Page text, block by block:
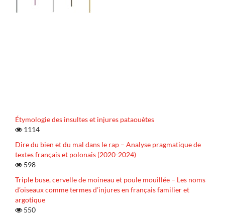
Étymologie des insultes et injures pataouètes
1114
Dire du bien et du mal dans le rap – Analyse pragmatique de
textes français et polonais (2020-2024)
598
Triple buse, cervelle de moineau et poule mouillée – Les noms
d’oiseaux comme termes d’injures en français familier et
argotique
550